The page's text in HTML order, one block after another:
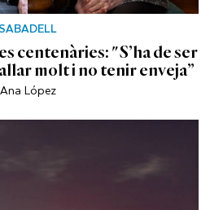
SABADELL
centenàries: "S’ha de ser
molt i no tenir enveja”
Ana López